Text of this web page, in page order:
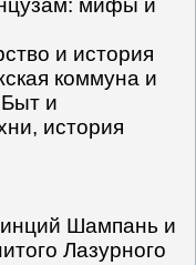
мифы и
и история
коммуна и
и
история
Шампань и
Лазурного